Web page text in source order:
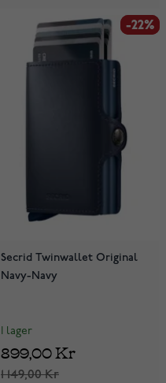
-22%
-22%
Secrid Twinwallet Original
Navy-Navy
I lager
1 149,00 Kr
899,00 Kr